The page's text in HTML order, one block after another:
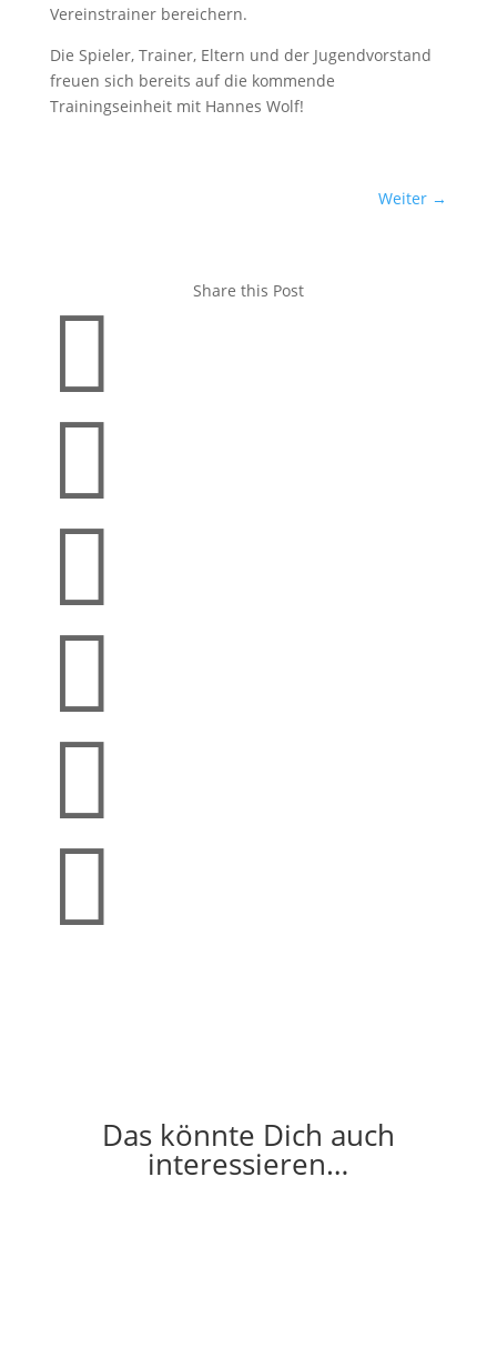
Vereinstrainer bereichern.
Die Spieler, Trainer, Eltern und der Jugendvorstand
freuen sich bereits auf die kommende
Trainingseinheit mit Hannes Wolf!
Weiter →
Share this Post






Das könnte Dich auch
interessieren…